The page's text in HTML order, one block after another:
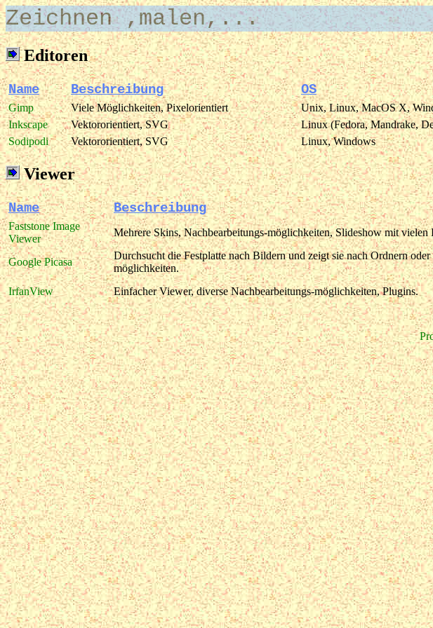
Zeichnen ,malen,...
Editoren
Name Beschreibung OS
Gimp Viele Möglichkeiten, Pixelorientiert Unix, Linux, MacOS X,
Inkscape
Vektororientiert, SVG Linux (Fedora, Mandrake,
Sodipodi
Vektororientiert, SVG Linux, Windows
Viewer
Name Beschreibung
Faststone Image
Viewer
Mehrere Skins, Nachbearbeitungs-möglichkeiten, Slideshow mit
Google Picasa
Durchsucht die Festplatte nach Bildern und zeigt sie nach Ordnern
möglichkeiten.
IrfanView Einfacher Viewer, diverse Nachbearbeitungs-möglichkeiten, Plugins.